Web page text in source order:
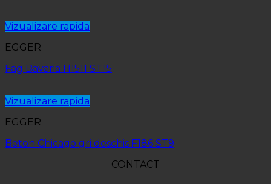
Vizualizare rapida
EGGER
Fag Bavaria H1511 ST15
Vizualizare rapida
EGGER
Beton Chicago gri deschis F186 ST9
CONTACT